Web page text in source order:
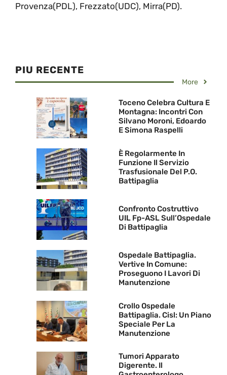
Provenza(PDL), Frezzato(UDC), Mirra(PD).
PIU RECENTE
More
Toceno Celebra Cultura E
Montagna: Incontri Con
Silvano Moroni, Edoardo
E Simona Raspelli
È Regolarmente In
Funzione Il Servizio
Trasfusionale Del P.O.
Battipaglia
Confronto Costruttivo
UIL Fp-ASL Sull’Ospedale
Di Battipaglia
Ospedale Battipaglia.
Vertive In Comune:
Proseguono I Lavori Di
Manutenzione
Crollo Ospedale
Battipaglia. Cisl: Un Piano
Speciale Per La
Manutenzione
Tumori Apparato
Digerente. Il